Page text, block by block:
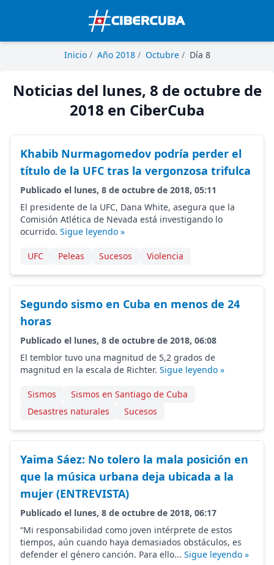
Inicio / Año 2018 / Octubre / Día 8
Noticias del lunes, 8 de octubre de
2018 en CiberCuba
Khabib Nurmagomedov podría perder el
título de la UFC tras la vergonzosa trifulca
Publicado el lunes, 8 de octubre de 2018, 05:11
El presidente de la UFC, Dana White, asegura que la
Comisión Atlética de Nevada está investigando lo
ocurrido. Sigue leyendo »
UFC Peleas Sucesos Violencia
Segundo sismo en Cuba en menos de 24
horas
Publicado el lunes, 8 de octubre de 2018, 06:08
El temblor tuvo una magnitud de 5,2 grados de
magnitud en la escala de Richter. Sigue leyendo »
Sismos
Sismos en Santiago de Cuba
Desastres naturales
Sucesos
Yaima Sáez: No tolero la mala posición en
que la música urbana deja ubicada a la
mujer (ENTREVISTA)
Publicado el lunes, 8 de octubre de 2018, 06:17
“Mi responsabilidad como joven intérprete de estos
tiempos, aún cuando haya demasiados obstáculos, es
defender el género canción. Para ello... Sigue leyendo »